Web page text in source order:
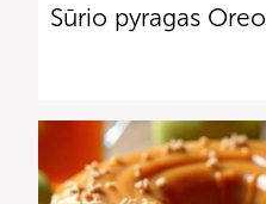
Sūrio pyragas Oreo